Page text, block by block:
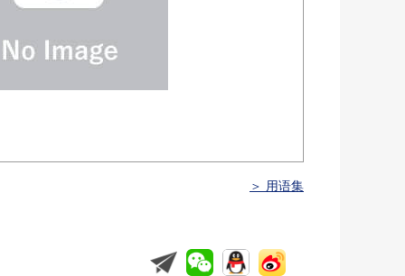
＞ 用语集